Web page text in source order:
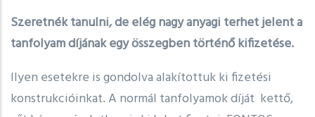
Szeretnék tanulni, de elég nagy anyagi terhet jelent a
tanfolyam díjának egy összegben történő kifizetése.
Ilyen esetekre is gondolva alakítottuk ki fizetési
konstrukcióinkat. A normál tanfolyamok díját kettő,